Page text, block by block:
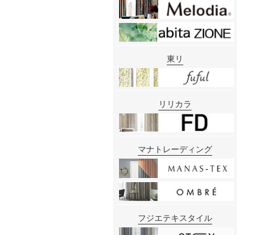
東リ
リリカラ
マナトレーディング
フジエテキスタイル